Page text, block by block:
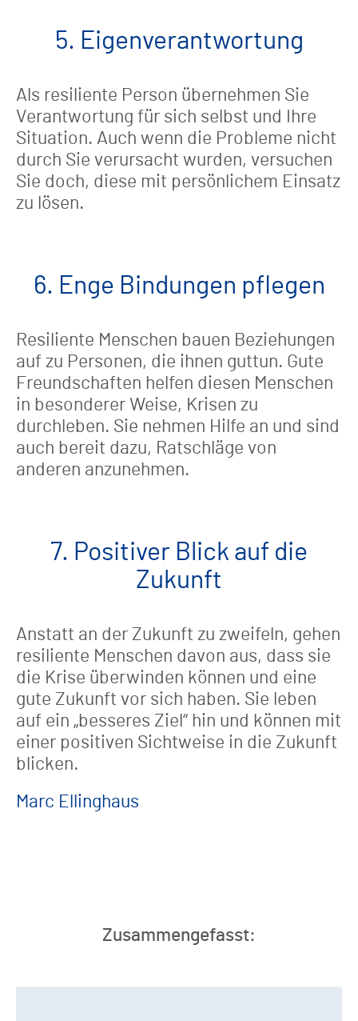
5. Eigenverantwortung
Als resiliente Person übernehmen Sie
Verantwortung für sich selbst und Ihre
Situation. Auch wenn die Probleme nicht
durch Sie verursacht wurden, versuchen
Sie doch, diese mit persönlichem Einsatz
zu lösen.
6. Enge Bindungen pflegen
Resiliente Menschen bauen Beziehungen
auf zu Personen, die ihnen guttun. Gute
Freundschaften helfen diesen Menschen
in besonderer Weise, Krisen zu
durchleben. Sie nehmen Hilfe an und sind
auch bereit dazu, Ratschläge von
anderen anzunehmen.
7. Positiver Blick auf die
Zukunft
Anstatt an der Zukunft zu zweifeln, gehen
resiliente Menschen davon aus, dass sie
die Krise überwinden können und eine
gute Zukunft vor sich haben. Sie leben
auf ein „besseres Ziel“ hin und können mit
einer positiven Sichtweise in die Zukunft
blicken.
Marc Ellinghaus
Zusammengefasst: